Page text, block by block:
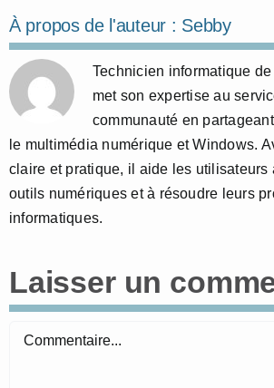
À propos de l'auteur : Sebby
Technicien informatique
met son expertise au
communauté en
le multimédia numérique et Windows.
claire et pratique, il aide les utilisateurs
outils numériques et à résoudre leurs
informatiques.
Laisser un
Commentaire